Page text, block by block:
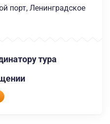
порт, Ленинградское
тура